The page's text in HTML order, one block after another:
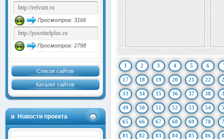
Просмотров: 3166
Просмотров: 2798
Список сайтов
Каталог сайтов
Новости проекта
1 2 3 4 5 6
17 18 19 20 21 22
33 34 35 36 37 38
49 50 51 52 53 54
65 66 67 68 69 70
81 82 83 84 85 86